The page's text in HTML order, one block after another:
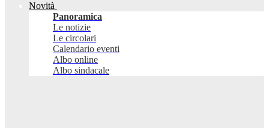
Novità
Panoramica
Le notizie
Le circolari
Calendario eventi
Albo online
Albo sindacale